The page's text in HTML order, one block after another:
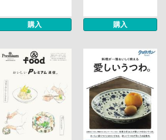
購入 購入